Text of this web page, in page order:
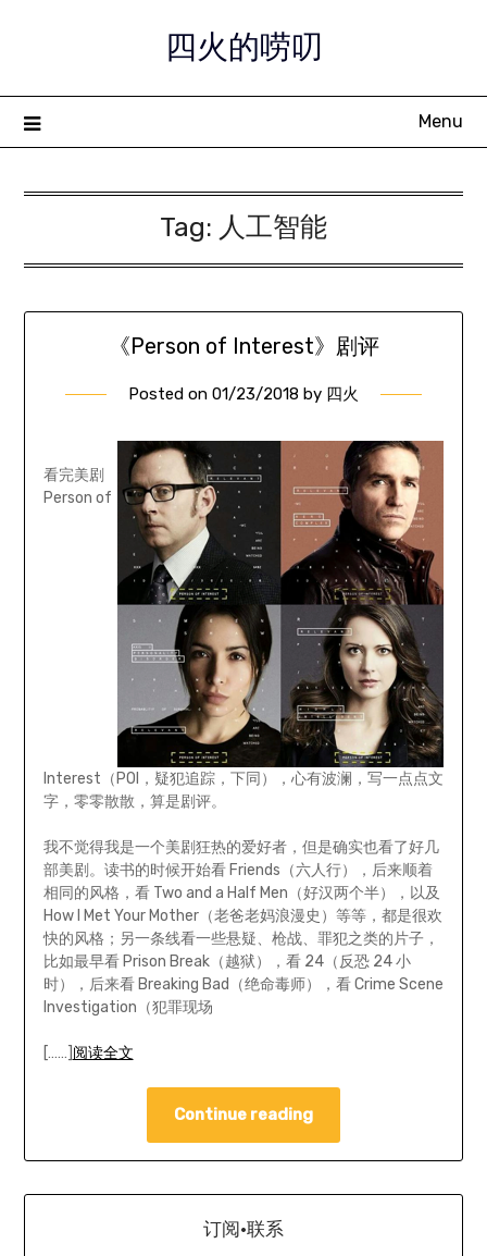
四火的唠叨
Menu
Tag: 人工智能
《Person of Interest》剧评
Posted on 01/23/2018 by 四火
看完美剧
Person of
Interest（POI，疑犯追踪，下同），心有波澜，写一点点文
字，零零散散，算是剧评。
我不觉得我是一个美剧狂热的爱好者，但是确实也看了好几
部美剧。读书的时候开始看 Friends（六人行），后来顺着
相同的风格，看 Two and a Half Men（好汉两个半），以及
How I Met Your Mother（老爸老妈浪漫史）等等，都是很欢
快的风格；另一条线看一些悬疑、枪战、罪犯之类的片子，
比如最早看 Prison Break（越狱），看 24（反恐 24 小
时），后来看 Breaking Bad（绝命毒师），看 Crime Scene
Investigation（犯罪现场
[……] 阅读全文
Continue reading
订阅·联系